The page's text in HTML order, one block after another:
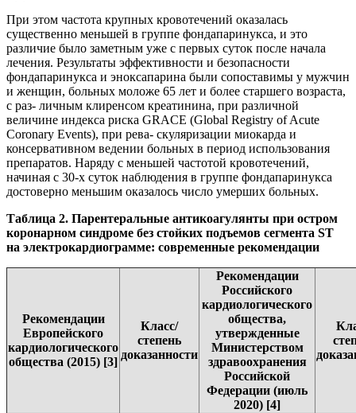
При этом частота крупных кровотечений оказалась
существенно меньшей в группе фондапаринукса, и это
различие было заметным уже c первых суток после начала
лечения. Результаты эффективности и безопасности
фондапаринукса и эноксапарина были сопоставимы у мужчин
и женщин, больных моложе 65 лет и более старшего возраста,
c раз- личным клиренсом креатинина, при различной
величине индекса риска GRACE (Global Registry of Acute
Coronary Events), при рева- скуляризации миокарда и
консервативном ведении больных в период использования
препаратов. Наряду c меньшей частотой кровотечений,
начиная c 30-х суток наблюдения в группе фондапаринукса
достоверно меньшим оказалось число умерших больных.
Таблица 2. Парентеральные антикоагулянты при остром
коронарном синдроме без стойких подъемов сегмента ST
на электрокардиограмме: современные рекомендации
Рекомендации
Европейского
кардиологического
общества (2015) [3]
Класс/
степень
доказанности
Рекомендации
Российского
кардиологического
общества,
утвержденные
Министерством
здравоохранения
Российской
Федерации (июль
2020) [4]